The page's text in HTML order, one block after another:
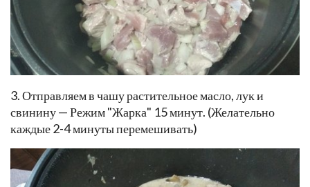
3. Отправляем в чашу растительное масло, лук и
свинину — Режим "Жарка" 15 минут. (Желательно
каждые 2-4 минуты перемешивать)